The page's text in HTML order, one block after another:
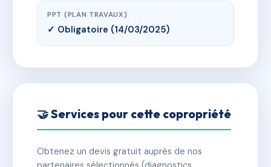
PPT (PLAN TRAVAUX)
✓ Obligatoire (14/03/2025)
🤝 Services pour cette copropriété
Obtenez un devis gratuit auprès de nos